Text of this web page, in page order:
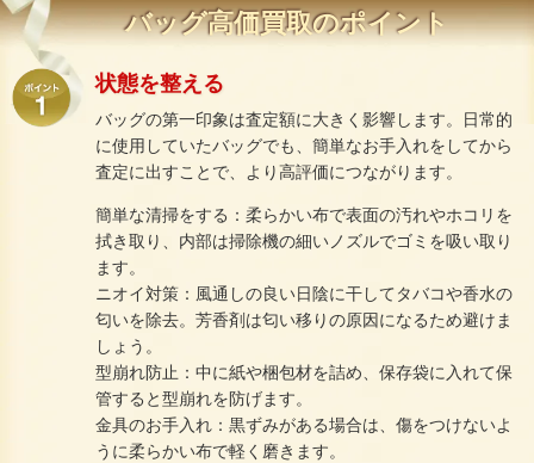
バッグ高価買取のポイント
状態を整える
バッグの第一印象は査定額に大きく影響します。日常的
に使用していたバッグでも、簡単なお手入れをしてから
査定に出すことで、より高評価につながります。
簡単な清掃をする：柔らかい布で表面の汚れやホコリを
拭き取り、内部は掃除機の細いノズルでゴミを吸い取り
ます。
ニオイ対策：風通しの良い日陰に干してタバコや香水の
匂いを除去。芳香剤は匂い移りの原因になるため避けま
しょう。
型崩れ防止：中に紙や梱包材を詰め、保存袋に入れて保
管すると型崩れを防げます。
金具のお手入れ：黒ずみがある場合は、傷をつけないよ
うに柔らかい布で軽く磨きます。